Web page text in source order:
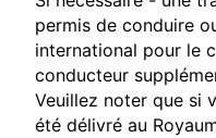
permis de conduire
international pour le
conducteur
Veuillez noter que si
été délivré au